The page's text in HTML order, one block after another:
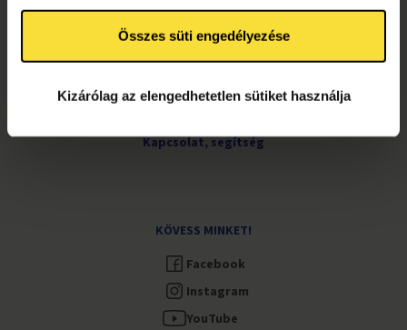
Összes süti engedélyezése
Kizárólag az elengedhetetlen sütiket használja
Adatkezelési tájékoztató
Süti beállítások
Általános szerződési feltételek
Archívum
Kapcsolat, segítség
KÖVESS MINKET!
Facebook
Instagram
YouTube